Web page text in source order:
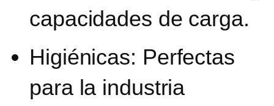
capacidades de carga.
Higiénicas: Perfectas
para la industria